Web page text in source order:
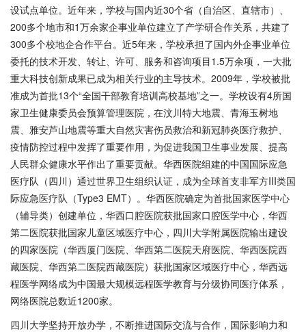
设试点单位。近年来，学校与国内近30个省（自治区、直辖市）、
200多个地市和1万余家企事业单位建立了产学研合作关系，共建了
300多个校地企合作平台。近5年来，学校承担了国内外企事业单位
委托的技术开发、转让、许可、服务和咨询项目1.5万余项，一大批
重大科技创新成果已成为相关行业的主导技术。2009年，学校被批
准成为首批13个“全国干部教育培训高校基地”之一。学校设有4所国
家卫生健康委员会预算管理医院，在汶川特大地震、青海玉树地
震、雅安芦山地震等重大自然灾害伤员救治和新冠肺炎医疗救护、
疫情防控过程中发挥了重要作用，为促进我国卫生事业发展、提高
人民群众健康水平作出了重要贡献。华西医院组建的中国国际应急
医疗队（四川）通过世界卫生组织认证，成为全球首支非军方III类国
际应急医疗队（Type3 EMT）。华西医院确定为首批国家医学中心
（辅导类）创建单位，华西口腔医院获批国家口腔医学中心，华西
第二医院获批国家儿童区域医疗中心，四川大学附属医院输出建设
的四家医院（华西厦门医院、华西第二医院天府医院、华西医院西
藏医院、华西第二医院西藏医院）获批国家区域医疗中心，华西远
程医学网络成为中国最大规模远程医学教育与分级协同医疗体系，
网络医院总数近1200家。
四川大学坚持开放办学，不断推进国际交流与合作，国际影响力和